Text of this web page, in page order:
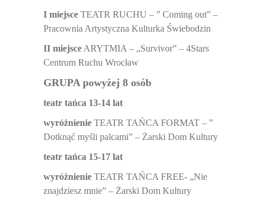
I miejsce TEATR RUCHU – ” Coming out” –
Pracownia Artystyczna Kulturka Świebodzin
II miejsce ARYTMIA – „Survivor” – 4Stars
Centrum Ruchu Wrocław
GRUPA powyżej 8 osób
teatr tańca 13-14 lat
wyróżnienie TEATR TAŃCA FORMAT – ”
Dotknąć myśli palcami” – Żarski Dom Kultury
teatr tańca 15-17 lat
wyróżnienie TEATR TAŃCA FREE- „Nie
znajdziesz mnie” – Żarski Dom Kultury